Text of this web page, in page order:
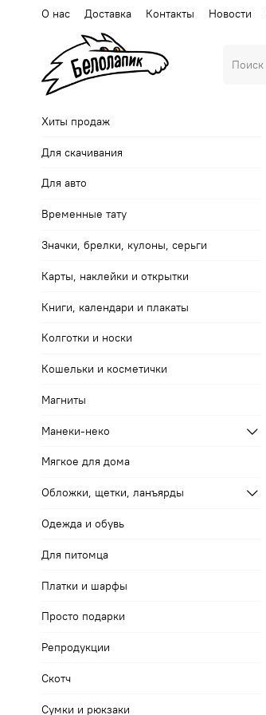
О нас Доставка Контакты Новости
Хиты продаж
Для скачивания
Для авто
Временные тату
Значки, брелки, кулоны, серьги
Карты, наклейки и открытки
Книги, календари и плакаты
Колготки и носки
Кошельки и косметички
Магниты
Манеки-неко
Мягкое для дома
Обложки, щетки, ланъярды
Одежда и обувь
Для питомца
Платки и шарфы
Просто подарки
Репродукции
Скотч
Сумки и рюкзаки